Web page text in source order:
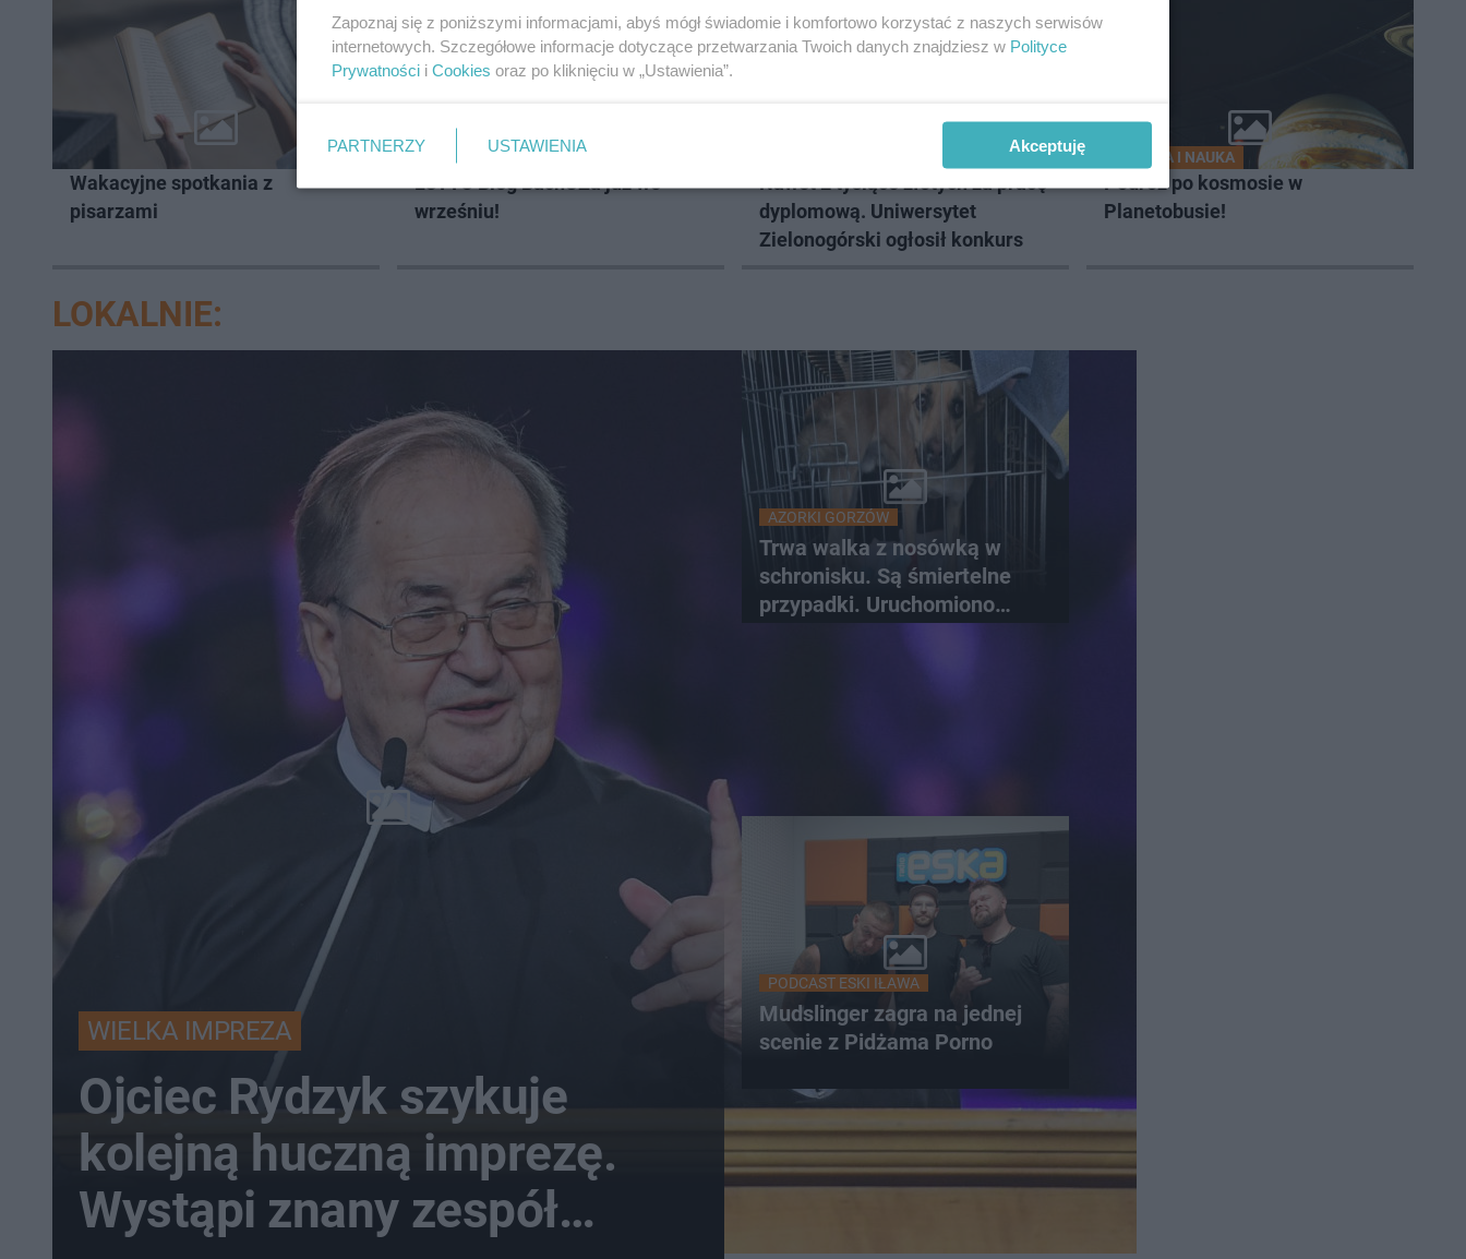
Wakacyjne spotkania z
pisarzami
SPORT I ZABAWA
LOTTO Bieg BachUZa już we
wrześniu!
Nawet 2 tysiące złotych za pracę
dyplomową. Uniwersytet
Zielonogórski ogłosił konkurs
ZABAWA I NAUKA
Podróż po kosmosie w
Planetobusie!
LOKALNIE:
WIELKA IMPREZA
Ojciec Rydzyk szykuje
kolejną huczną imprezę.
Wystąpi znany zespół
AZORKI GORZÓW
Trwa walka z nosówką w
schronisku. Są śmiertelne
przypadki. Uruchomiono
PODCAST ESKI IŁAWA
Mudslinger zagra na jednej
scenie z Pidżama Porno
Zapoznaj się z poniższymi informacjami, abyś mógł świadomie i komfortowo korzystać z naszych serwisów
internetowych. Szczegółowe informacje dotyczące przetwarzania Twoich danych znajdziesz w Polityce
Prywatności i Cookies oraz po kliknięciu w „Ustawienia”.
PARTNERZY USTAWIENIA Akceptuję